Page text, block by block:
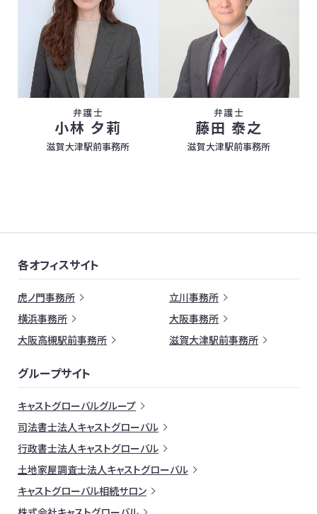
弁護士
小林 夕莉
滋賀大津駅前事務所
弁護士
藤田 泰之
滋賀大津駅前事務所
各オフィスサイト
虎ノ門事務所
立川事務所
横浜事務所
大阪事務所
大阪高槻駅前事務所
滋賀大津駅前事務所
グループサイト
キャストグローバルグループ
司法書士法人キャストグローバル
行政書士法人キャストグローバル
土地家屋調査士法人キャストグローバル
キャストグローバル相続サロン